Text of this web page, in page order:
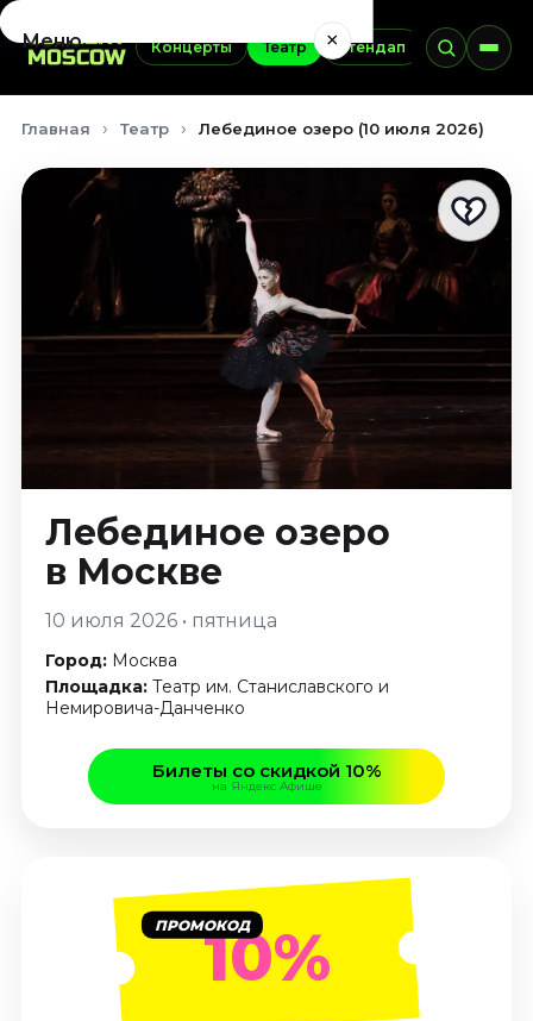
Концерты Театр Стендап Выставки
Меню ×
Сентябрь 2026
Октябрь 2026
Январь 2027
Театр
Октябрь 2026
Январь 2027
Стендап
Август 2026
Сентябрь 2026
Октябрь 2026
Ноябрь 2026
Декабрь 2026
Выставки
Октябрь 2026
Декабрь 2026
Январь 2027
Экскурсии
Главная Театр Лебединое озеро (10 июля 2026)
Лебединое озеро
в Москве
10 июля 2026 • пятница
Город: Москва
Площадка: Театр им. Станиславского и
Немировича­-Данченко
Билеты со скидкой 10%
на Яндекс Афише
ПРОМОКОД10%